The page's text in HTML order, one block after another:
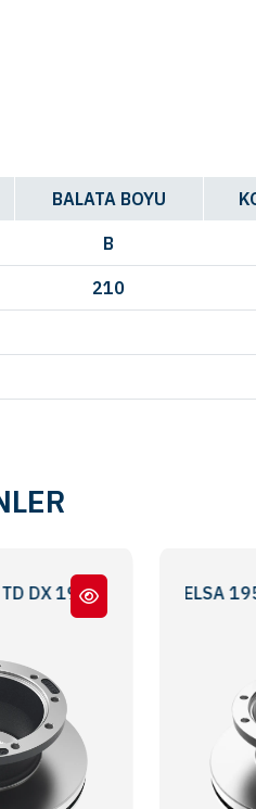
BALATA BOYU
B
210
ABS Lİ - WITH ABS
/ LM ELSA 195 (KMX) /